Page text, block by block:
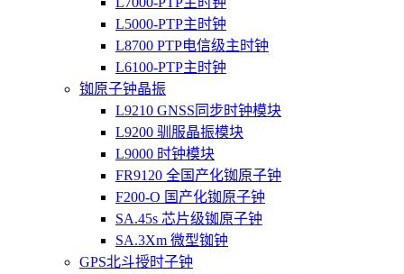
L5000-PTP主时钟
L8700 PTP电信级主时钟
L6100-PTP主时钟
铷原子钟晶振
L9210 GNSS同步时钟模块
L9200 驯服晶振模块
L9000 时钟模块
FR9120 全国产化铷原子钟
F200-O 国产化铷原子钟
SA.45s 芯片级铷原子钟
SA.3Xm 微型铷钟
GPS北斗授时子钟